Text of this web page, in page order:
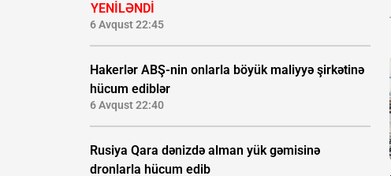
YENİLƏNDİ
6 Avqust 22:45
Hakerlər ABŞ-nin onlarla böyük maliyyə şirkətinə
hücum ediblər
6 Avqust 22:40
Rusiya Qara dənizdə alman yük gəmisinə
dronlarla hücum edib